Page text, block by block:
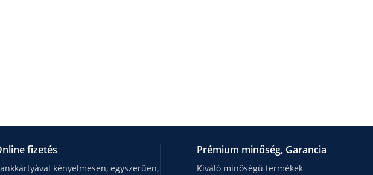
fizetés
kényelmesen, egyszerűen,
Prémium minőség, Garancia
Kiváló minőségű termékek